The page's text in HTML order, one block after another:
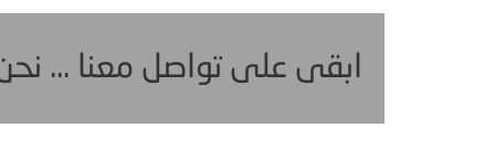
ابقى على تواصل معنا ...